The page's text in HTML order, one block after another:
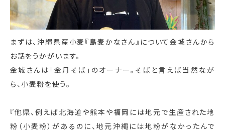
まずは、沖縄県産小麦『島麦かなさん』について金城さんから
お話をうかがいます。
金城さんは「金月そば」のオーナー。そばと言えば当然なが
ら、小麦粉を使う。
『他県、例えば北海道や熊本や福岡には地元で生産された地
粉（小麦粉）があるのに、地元沖縄には地粉がなかったんで